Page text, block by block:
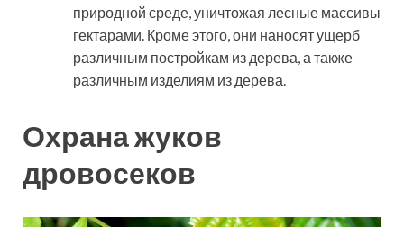
природной среде, уничтожая лесные массивы
гектарами. Кроме этого, они наносят ущерб
различным постройкам из дерева, а также
различным изделиям из дерева.
Охрана жуков
дровосеков